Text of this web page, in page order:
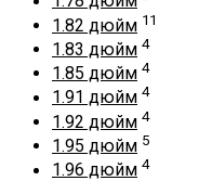
1.82 дюйм 11
1.83 дюйм 4
1.85 дюйм 4
1.91 дюйм 4
1.92 дюйм 4
1.95 дюйм 5
1.96 дюйм 4